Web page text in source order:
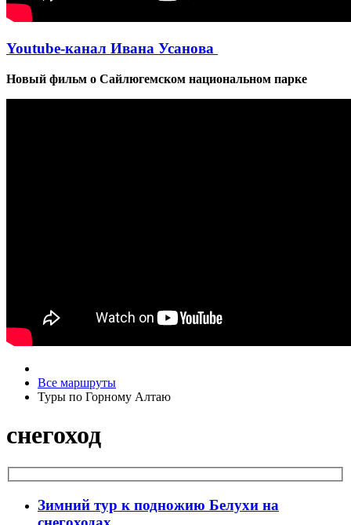
Youtube-канал Ивана Усанова
Новый фильм о Сайлюгемском национальном парке
Все маршруты
Туры по Горному Алтаю
снегоход
Зимний тур к подножию Белухи на